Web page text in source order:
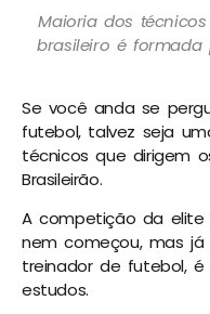
Maioria dos
brasileiro é formada
Se você anda se
futebol, talvez seja
técnicos que dirigem
Brasileirão.
A competição da elite
nem começou, mas
treinador de futebol,
estudos.